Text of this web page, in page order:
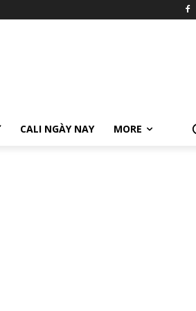
CALI NGÀY NAY MORE